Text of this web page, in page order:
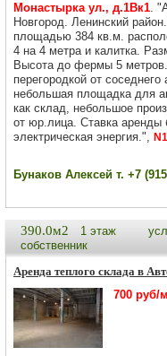
Монастырка ул., д.1Вк1.
Новгород. Ленинский
площадью 384 кв.м.
4 на 4 метра и калитка.
Высота до фермы 5
перегородкой от
небольшая площадка для
как склад, небольшое
от юр.лица. Ставка аренды
электрическая энергия.",
Бунаков Алексей т. +7
390.0м2 1 этаж
собственник
Аренда теплого склада в
700 руб/